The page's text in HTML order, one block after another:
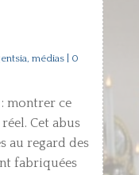
médias| 0
montrer ce
Cet abus
au regard des
fabriquées